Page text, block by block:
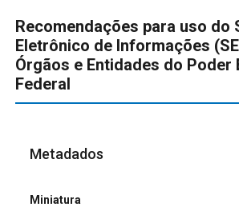
Recomendações para uso do
Eletrônico de Informações
Órgãos e Entidades do Poder
Federal
Metadados
Miniatura